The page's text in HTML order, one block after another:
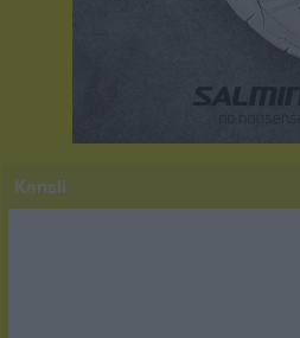
Kansli